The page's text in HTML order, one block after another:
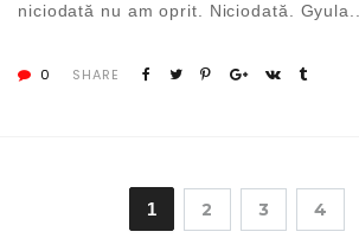
niciodată nu am oprit. Niciodată. Gyula...
0 SHARE
1 2 3 4